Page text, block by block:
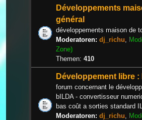
Développements
général
développements maison de
Moderatoren: dj_richu
Zone)
Themen: 410
Développement libre :
forum concernant le
bILDA - convertisseur
bas coût a sorties standard
Moderatoren: dj_richu